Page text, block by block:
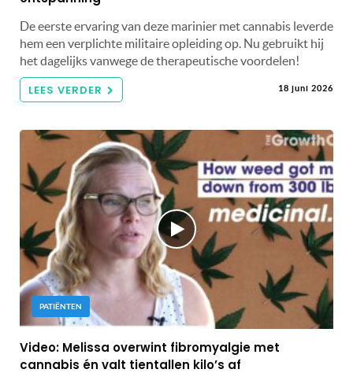
De eerste ervaring van deze marinier met cannabis leverde
hem een ​​verplichte militaire opleiding op. Nu gebruikt hij
het dagelijks vanwege de therapeutische voordelen!
LEES VERDER 18 juni 2026
PATIËNTEN
Video: Melissa overwint fibromyalgie met
cannabis én valt tientallen kilo’s af